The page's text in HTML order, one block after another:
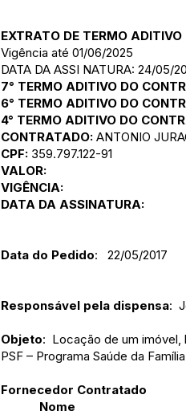
EXTRATO DE TERMO ADITIVO
Vigência até 01/06/2025
DATA DA ASSI NATURA: 24/05/
7° TERMO ADITIVO DO
6° TERMO ADITIVO DO
4° TERMO ADITIVO DO
CONTRATADO: ANTONIO
CPF: 359.797.122-91
VALOR:
VIGÊNCIA:
DATA DA ASSINATURA:
Data do Pedido: 22/05/2017
Responsável pela dispensa:
Objeto: Locação de um imóvel,
PSF – Programa Saúde da
Fornecedor Contratado
Nome